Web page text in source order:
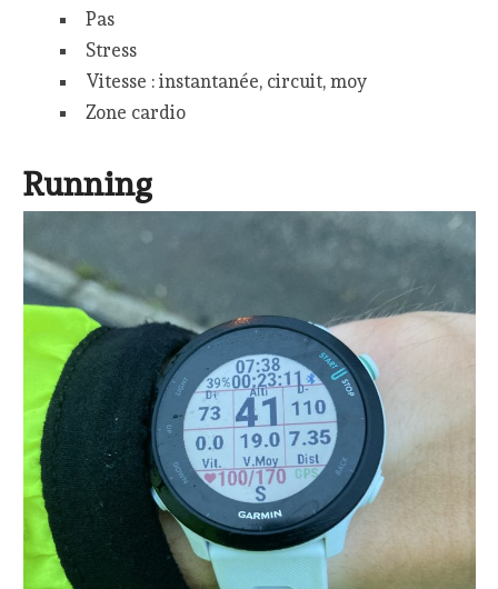
Pas
Stress
Vitesse : instantanée, circuit, moy
Zone cardio
Running